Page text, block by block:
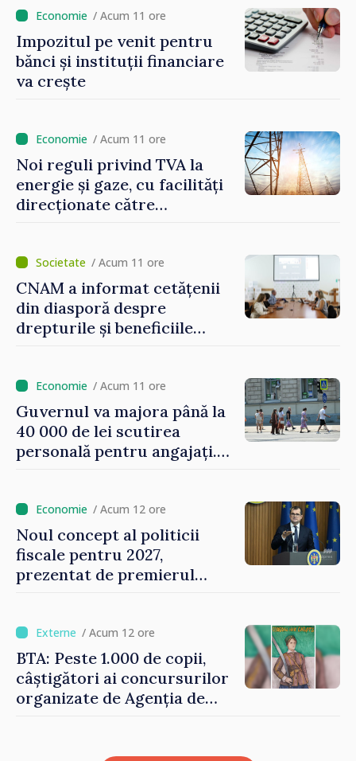
taxare mai echitabilă
/ Acum 11 ore
Impozitul pe venit pentru
bănci și instituții financiare
va crește
/ Acum 11 ore
Noi reguli privind TVA la
energie și gaze, cu facilități
direcționate către
/ Acum 11 ore
CNAM a informat cetățenii
din diasporă despre
drepturile și beneficiile
/ Acum 11 ore
Guvernul va majora până la
40 000 de lei scutirea
personală pentru angajați.
oamenilor”/ Acum 12 ore
Noul concept al politicii
fiscale pentru 2027,
prezentat de premierul
investițiile, taxăm viciile și
echilibrăm taxarea
consumului”
/ Acum 12 ore
BTA: Peste 1.000 de copii,
câștigători ai concursurilor
organizate de Agenția de